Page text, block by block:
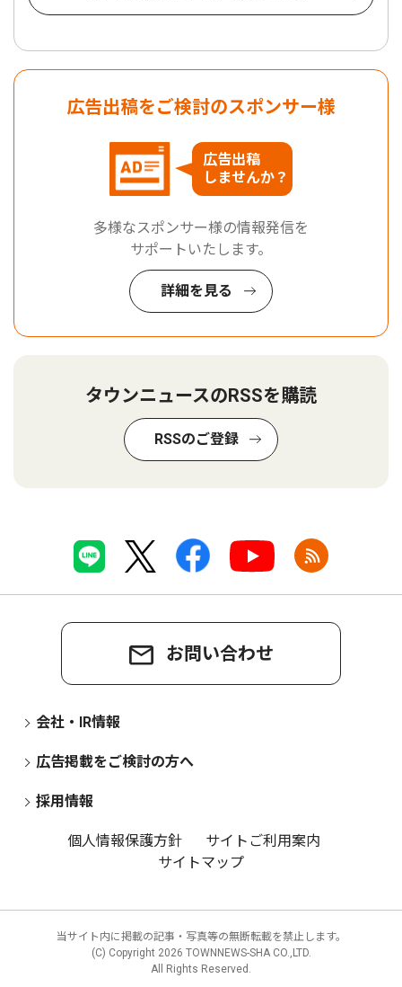
広告出稿をご検討のスポンサー様
広告出稿
しませんか？
多様なスポンサー様の情報発信を
サポートいたします。
詳細を見る
タウンニュースのRSSを購読
RSSのご登録
お問い合わせ
会社・IR情報
広告掲載をご検討の方へ
採用情報
個人情報保護方針
サイトご利用案内
サイトマップ
当サイト内に掲載の記事・写真等の無断転載を禁止します。
(C) Copyright 2026 TOWNNEWS-SHA CO.,LTD.
All Rights Reserved.